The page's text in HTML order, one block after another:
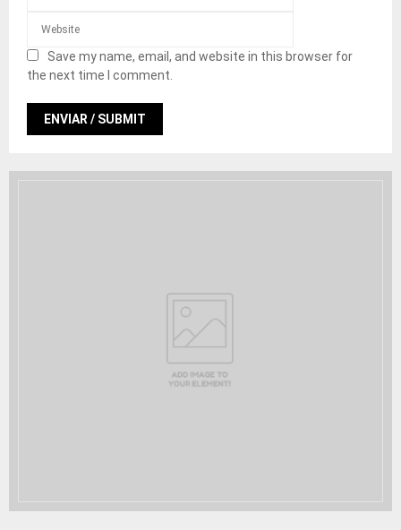
Save my name, email, and website in this browser for
the next time I comment.